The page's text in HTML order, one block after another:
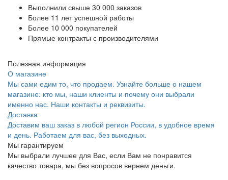
Выполнили свыше 30 000 заказов
Более 11 лет успешной работы
Более 10 000 покупателей
Прямые контракты с производителями
Полезная информация
О магазине
Мы сами едим то, что продаем. Узнайте больше о нашем
магазине: кто мы, наши клиенты и почему они выбрали
именно нас. Наши контакты и реквизиты.
Доставка
Доставим ваш заказ в любой регион России, в удобное время
и день. Работаем для вас, без выходных.
Мы гарантируем
Мы выбрали лучшее для Вас, если Вам не понравится
качество товара, мы без вопросов вернем деньги.